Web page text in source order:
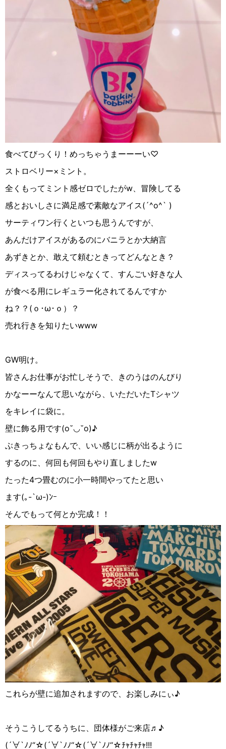
食べてびっくり！めっちゃうまーーーい♡
ストロベリー× ミント。
全くもってミント感ゼロでしたがw、冒険してる
感とおいしさに満足感で素敵なアイス( ´^o^` )
サーティワン行くといつも思うんですが、
あんだけアイスがあるのにバニラとか大納言
あずきとか、敢えて頼むときってどんなとき？
ディスってるわけじゃなくて、すんごい好きな人
が食べる用にレギュラー化されてるんですか
ね？？ ( ｏ･ω ･ｏ）？
売れ行きを知りたいwww
GW明け。
皆さんお仕事がお忙しそうで、きのうはのんびり
かなーーなんて思いながら、いただいたTシャツ
をキレイに袋に。
壁に飾る用です(o˘◡︎˘o)♪︎
ぶきっちょなもんで、いい感じに柄が出るように
するのに、何回も何回もやり直しましたw
たった4つ畳むのに小一時間やってたと思い
ます(｡ -`ω-)ﾝｰ
そんでもって何とか完成！！
これらが壁に追加されますので、お楽しみにぃ♪
そうこうしてるうちに、団体様がご来店♬♪
( ´∀︎`ﾉﾉ“☆︎( ´∀︎`ﾉﾉ“☆︎( ´∀︎`ﾉﾉ“☆︎ﾁｬﾁｬﾁｬ!!!